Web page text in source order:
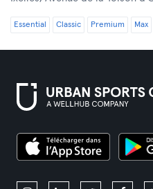
Essential Classic Premium Max